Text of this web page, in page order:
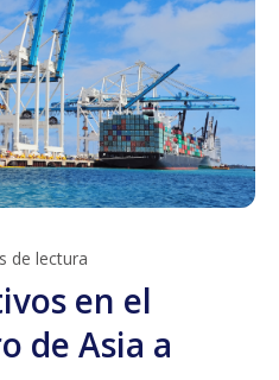
de lectura
en el
de Asia a